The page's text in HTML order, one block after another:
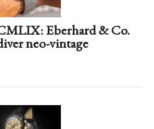
Eberhard & Co.
neo-vintage
analisi di un